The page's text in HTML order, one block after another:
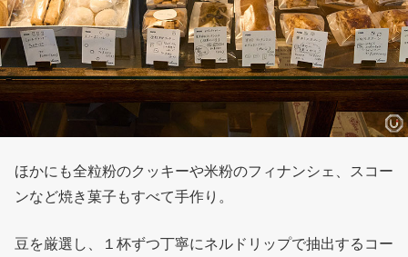
ほかにも全粒粉のクッキーや米粉のフィナンシェ、スコー
ンなど焼き菓子もすべて手作り。
豆を厳選し、１杯ずつ丁寧にネルドリップで抽出するコー